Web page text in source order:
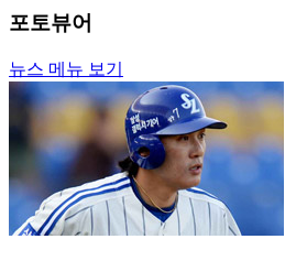
포토뷰어
뉴스 메뉴 보기